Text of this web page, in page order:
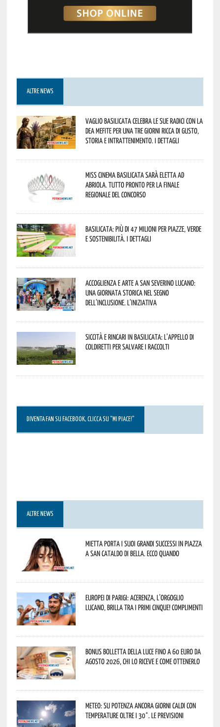
ALTRE NEWS
Vaglio Basilicata celebra le sue radici con la
Dea Mefite per una tre giorni ricca di gusto,
storia e intrattenimento. I dettagli
Miss Cinema Basilicata sarà eletta ad
Abriola. Tutto pronto per la finale
regionale del concorso
Basilicata: più di 47 milioni per piazze, verde
e sostenibilità. I dettagli
Accoglienza e arte a San Severino Lucano:
una giornata storica nel segno
dell’inclusione. L’iniziativa
Siccità e rincari in Basilicata: l’appello di
Coldiretti per salvare i raccolti
DIVENTA FAN SU FACEBOOK, CLICCA SU “MI PIACE!”
ALTRE NEWS
Mietta porta i suoi grandi successi in piazza
a San Cataldo di Bella. Ecco quando
Europei di Parigi: Acerenza, l’orgoglio
lucano, brilla tra i primi cinque! Complimenti
Bonus bolletta della luce fino a 60 euro da
agosto 2026, chi lo riceve e come ottenerlo
Meteo: su Potenza ancora giorni caldi con
temperature oltre i 30°. Le previsioni